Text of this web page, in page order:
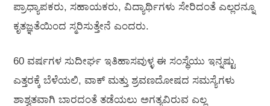
ಪ್ರಾಧ್ಯಾಪಕರು, ಸಹಾಯಕರು, ವಿದ್ಯಾರ್ಥಿಗಳು ಸೇರಿದಂತೆ ಎಲ್ಲರನ್ನೂ
ಕೃತಜ್ಞತೆಯಿಂದ ಸ್ಮರಿಸುತ್ತೇನೆ ಎಂದರು.
60 ವರ್ಷಗಳ ಸುದೀರ್ಘ ಇತಿಹಾಸವುಳ್ಳ ಈ ಸಂಸ್ಥೆಯು ಇನ್ನಷ್ಟು
ಎತ್ತರಕ್ಕೆ ಬೆಳೆಯಲಿ, ವಾಕ್ ಮತ್ತು ಶ್ರವಣದೋಷದ ಸಮಸ್ಯೆಗಳು
ಶಾಶ್ವತವಾಗಿ ಬಾರದಂತೆ ತಡೆಯಲು ಅಗತ್ಯವಿರುವ ಎಲ್ಲ